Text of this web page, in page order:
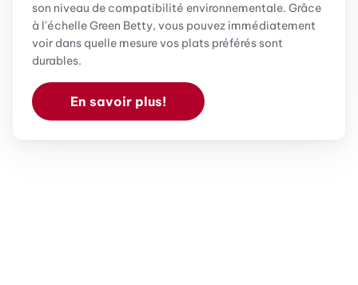
son niveau de compatibilité environnementale. Grâce
à l'échelle Green Betty, vous pouvez immédiatement
voir dans quelle mesure vos plats préférés sont
durables.
En savoir plus!